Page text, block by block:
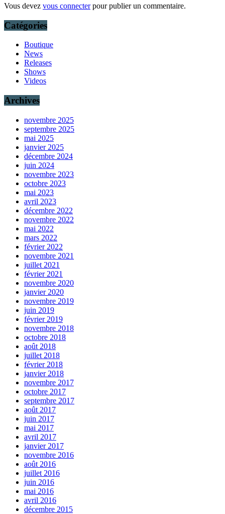
Vous devez vous connecterpour publier un commentaire.
Catégories
Boutique
News
Releases
Shows
Videos
Archives
novembre 2025
septembre 2025
mai 2025
janvier 2025
décembre 2024
juin 2024
novembre 2023
octobre 2023
mai 2023
avril 2023
décembre 2022
novembre 2022
mai 2022
mars 2022
février 2022
novembre 2021
juillet 2021
février 2021
novembre 2020
janvier 2020
novembre 2019
juin 2019
février 2019
novembre 2018
octobre 2018
août 2018
juillet 2018
février 2018
janvier 2018
novembre 2017
octobre 2017
septembre 2017
août 2017
juin 2017
mai 2017
avril 2017
janvier 2017
novembre 2016
août 2016
juillet 2016
juin 2016
mai 2016
avril 2016
décembre 2015